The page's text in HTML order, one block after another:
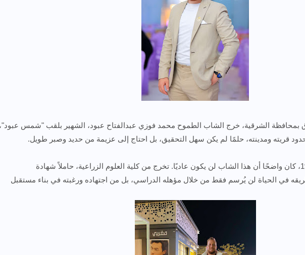
الشرقية، خرج الشاب الطموح محمد فوزي عبدالفتاح عبود، الشهير بلقب "شمس عبود"،
حدود قريته ومدينته، حلمًا لم يكن سهل التحقيق، بل احتاج إلى عزيمة من حديد وصبر طويل.
منذ ولادته في 17 مارس 1997، كان واضحًا أن هذا الشاب لن يكون عاديًا. تخرج من كلية العلوم الزراعية، حاملاً شهادة
في الحياة لن يُرسم فقط من خلال مؤهله الدراسي، بل من اجتهاده ورغبته في بناء مستقبل